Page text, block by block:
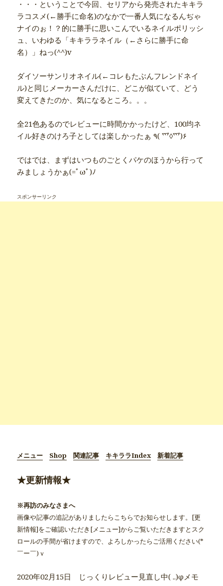
・・・ということで今回、セリアから発売されたキキラ
ラコスメ(←勝手に命名)のなかで一番人気になるんぢゃ
ナイのぉ！？的に勝手に思いこんでいるネイルポリッシ
ュ、いわゆる「キキララネイル（←さらに勝手に命
名）」ねっ(^^)v
ダイソーサンリオネイル(←コレもたぶんフレンドネイ
ル)と同じメーカーさんだけに、どこが似ていて、どう
変えてきたのか、気になるところ。。。
全21色あるのでレビューに時間かかったけど、100均ネ
イル好きのけろ子としては楽しかったぁ ٩( ⺤◊⺤)۶
ではでは、まずはいつものごとくパケのほうから行って
みましょうかぁ(=ﾟωﾟ)ﾉ
スポンサーリンク
メニュー Shop 関連記事 キキララIndex 新着記事
★更新情報★
※再訪のみなさまへ
画像や記事の追記がありましたらこちらでお知らせします。[更
新情報]をご確認いただき[メニュー]からご覧いただきますとスク
ロールの手間が省けますので、よろしかったらご活用ください(*
￣ー￣)ｖ
2020年02月15日 じっくりレビュー見直し中( ..)φメモ